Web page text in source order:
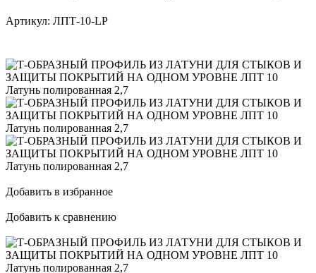
Артикул: ЛПТ-10-LP
Добавить в избранное
Добавить к сравнению